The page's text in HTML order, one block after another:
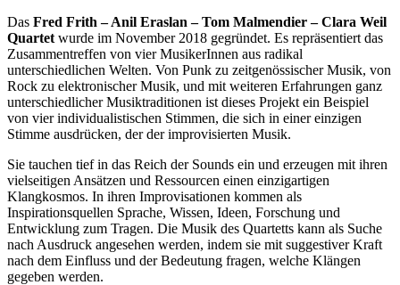
Das Fred Frith – Anil Eraslan – Tom Malmendier – Clara Weil
Quartet wurde im November 2018 gegründet. Es repräsentiert das
Zusammentreffen von vier MusikerInnen aus radikal
unterschiedlichen Welten. Von Punk zu zeitgenössischer Musik, von
Rock zu elektronischer Musik, und mit weiteren Erfahrungen ganz
unterschiedlicher Musiktraditionen ist dieses Projekt ein Beispiel
von vier individualistischen Stimmen, die sich in einer einzigen
Stimme ausdrücken, der der improvisierten Musik.­­­­­­­­­­­­­­
Sie tauchen tief in das Reich der Sounds ein und erzeugen mit ihren
vielseitigen Ansätzen und Ressourcen einen einzigartigen
Klangkosmos. In ihren Improvisationen kommen als
Inspirationsquellen Sprache, Wissen, Ideen, Forschung und
Entwicklung zum Tragen. Die Musik des Quartetts kann als Suche
nach Ausdruck angesehen werden, indem sie mit suggestiver Kraft
nach dem Einfluss und der Bedeutung fragen, welche Klängen
gegeben werden.